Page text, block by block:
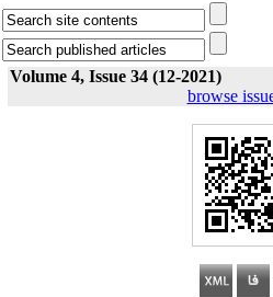
Volume 4, Issue 34 (12-2021)
browse